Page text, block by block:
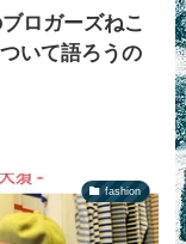
ロガーズねこ
いて語ろうの
fashion